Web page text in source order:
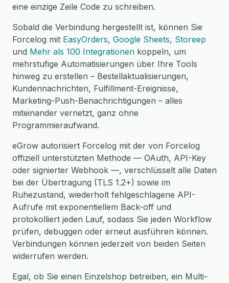
eine einzige Zeile Code zu schreiben.
Sobald die Verbindung hergestellt ist, können Sie
Forcelog mit EasyOrders, Google Sheets, Storeep
und Mehr als 100 Integrationen koppeln, um
mehrstufige Automatisierungen über Ihre Tools
hinweg zu erstellen – Bestellaktualisierungen,
Kundennachrichten, Fulfillment-Ereignisse,
Marketing-Push-Benachrichtigungen – alles
miteinander vernetzt, ganz ohne
Programmieraufwand.
eGrow autorisiert Forcelog mit der von Forcelog
offiziell unterstützten Methode — OAuth, API-Key
oder signierter Webhook —, verschlüsselt alle Daten
bei der Übertragung (TLS 1.2+) sowie im
Ruhezustand, wiederholt fehlgeschlagene API-
Aufrufe mit exponentiellem Back-off und
protokolliert jeden Lauf, sodass Sie jeden Workflow
prüfen, debuggen oder erneut ausführen können.
Verbindungen können jederzeit von beiden Seiten
widerrufen werden.
Egal, ob Sie einen Einzelshop betreiben, ein Multi-